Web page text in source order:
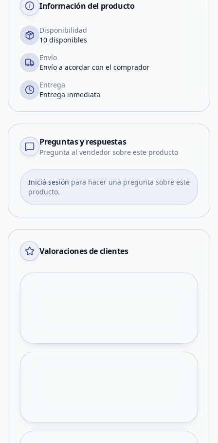
Información del producto
Disponibilidad
10 disponibles
Envío
Envío a acordar con el comprador
Entrega
Entrega inmediata
Preguntas y respuestas
Pregunta al vendedor sobre este producto
Iniciá sesión para hacer una pregunta sobre este
producto.
Valoraciones de clientes